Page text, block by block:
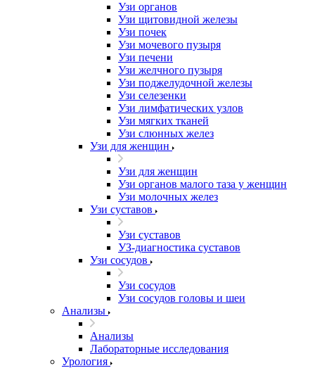
Узи органов
Узи щитовидной железы
Узи почек
Узи мочевого пузыря
Узи печени
Узи желчного пузыря
Узи поджелудочной железы
Узи селезенки
Узи лимфатических узлов
Узи мягких тканей
Узи слюнных желез
Узи для женщин
Узи для женщин
Узи органов малого таза у женщин
Узи молочных желез
Узи cуставов
Узи cуставов
УЗ-диагностика суставов
Узи сосудов
Узи сосудов
Узи сосудов головы и шеи
Анализы
Анализы
Лабораторные исследования
Урология